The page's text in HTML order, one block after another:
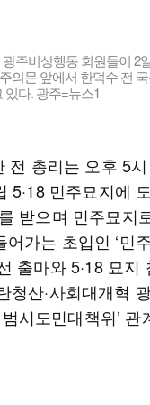
주비상행동 회원들이 2
의문 앞에서 한덕수 전
다. 광주=뉴스1
전 총리는 오후 5
5·18 민주묘지에
받으며 민주묘지
가는 초입인 ‘민
출마와 5·18 묘지
청산·사회대개혁
시도민대책위’